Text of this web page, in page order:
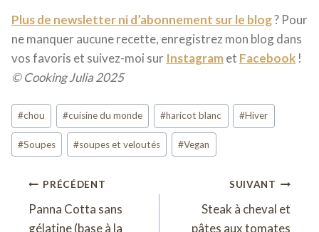
Plus de newsletter ni d’abonnement sur le blog? Pour
ne manquer aucune recette, enregistrez mon blog dans
vos favoris et suivez-moi sur Instagramet Facebook !
© Cooking Julia 2025
Étiquettes
de
la
#chou #cuisine du monde #haricot blanc #Hiver
#Soupes #soupes et veloutés #Vegan
Navigation
de
PRÉCÉDENT
Panna Cotta sans
gélatine (base à la
SUIVANT
Steak à cheval et
pâtes aux tomates